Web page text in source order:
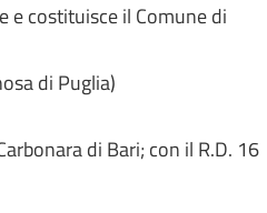
e costituisce il Comune di
di Puglia)
di Bari; con il R.D. 16